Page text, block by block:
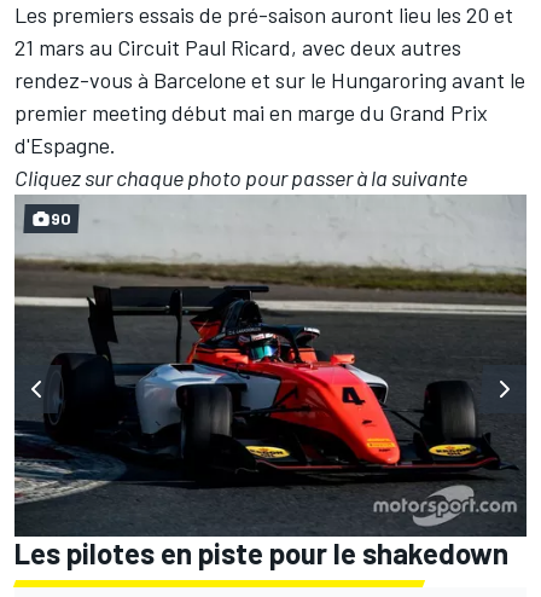
Les premiers essais de pré-saison auront lieu les 20 et
21 mars au Circuit Paul Ricard, avec deux autres
rendez-vous à Barcelone et sur le Hungaroring avant le
premier meeting début mai en marge du Grand Prix
d'Espagne.
Cliquez sur chaque photo pour passer à la suivante
90
Les pilotes en piste pour le shakedown